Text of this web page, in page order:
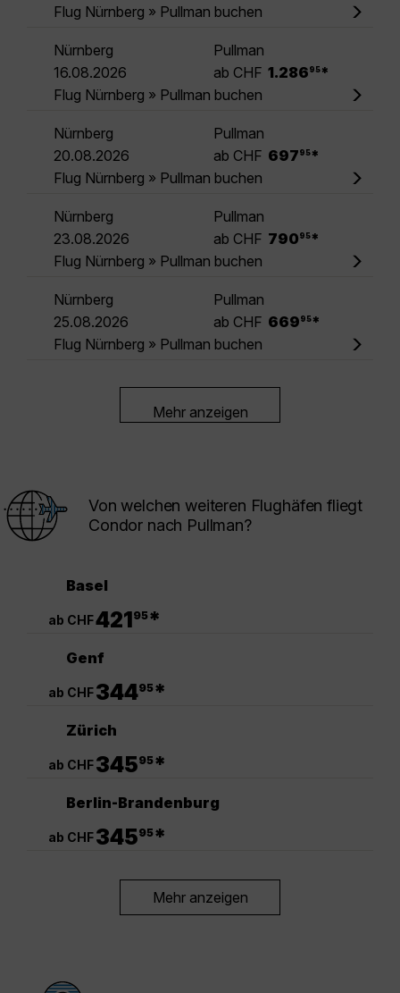
Flug Nürnberg » Pullman buchen
Nürnberg
Pullman
16.08.2026
ab CHF 1.286 95 *
Flug Nürnberg » Pullman buchen
Nürnberg
Pullman
20.08.2026
ab CHF 697 95 *
Flug Nürnberg » Pullman buchen
Nürnberg
Pullman
23.08.2026
ab CHF 790 95 *
Flug Nürnberg » Pullman buchen
Nürnberg
Pullman
25.08.2026
ab CHF 669 95 *
Flug Nürnberg » Pullman buchen
Mehr anzeigen
Von welchen weiteren Flughäfen fliegt
Condor nach Pullman?
Basel
ab CHF42195*
Genf
ab CHF34495*
Zürich
ab CHF34595*
Berlin-Brandenburg
ab CHF34595*
Mehr anzeigen